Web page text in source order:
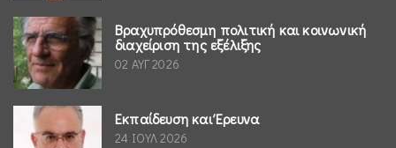
Βραχυπρόθεσμη πολιτική και κοινωνική
διαχείριση της εξέλιξης
02 ΑΥΓ 2026
Εκπαίδευση και Έρευνα
24 ΙΟΥΛ 2026